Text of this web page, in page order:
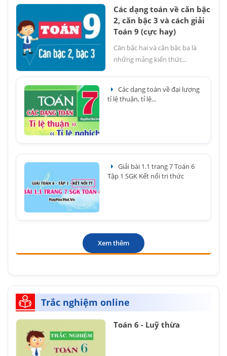
Các dạng toán về căn bậc
2, căn bậc 3 và cách giải
Toán 9 (cực hay)
Căn bậc hai và căn bậc ba là
những mảng kiến thức...
Các dạng toán về đại lượng
tỉ lệ thuận, tỉ lệ...
Giải bài 1.1 trang 7 Toán 6
Tập 1 SGK Kết nối tri thức
Xem thêm
Trắc nghiệm online
Toán 6 - Luỹ thừa